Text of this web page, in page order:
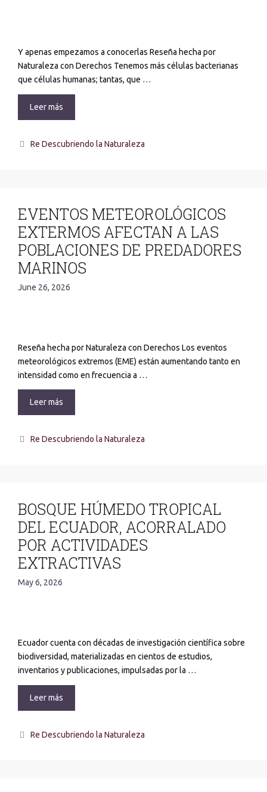
Y apenas empezamos a conocerlas Reseña hecha por
Naturaleza con Derechos Tenemos más células bacterianas
que células humanas; tantas, que …
Leer más
Re Descubriendo la Naturaleza
EVENTOS METEOROLÓGICOS
EXTERMOS AFECTAN A LAS
POBLACIONES DE PREDADORES
MARINOS
June 26, 2026
Reseña hecha por Naturaleza con Derechos Los eventos
meteorológicos extremos (EME) están aumentando tanto en
intensidad como en frecuencia a …
Leer más
Re Descubriendo la Naturaleza
BOSQUE HÚMEDO TROPICAL
DEL ECUADOR, ACORRALADO
POR ACTIVIDADES
EXTRACTIVAS
May 6, 2026
Ecuador cuenta con décadas de investigación científica sobre
biodiversidad, materializadas en cientos de estudios,
inventarios y publicaciones, impulsadas por la …
Leer más
Re Descubriendo la Naturaleza